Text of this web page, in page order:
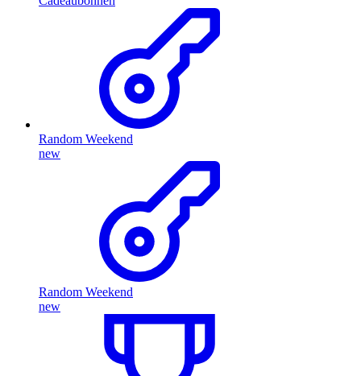
Random Weekend
new
Random Weekend
new